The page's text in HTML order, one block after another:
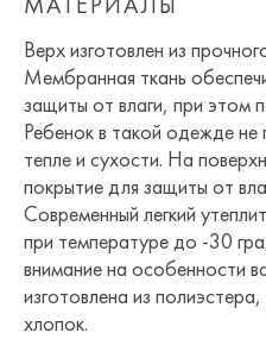
Верх изготовлен из
Мембранная ткань
защиты от влаги, при этом
Ребенок в такой одежде не
тепле и сухости. На
покрытие для защиты от
Современный легкий
при температуре до -30
внимание на особенности
изготовлена из
хлопок.